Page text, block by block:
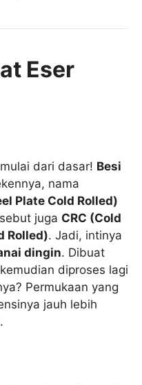
Eser
dari dasar! Besi
nama
Plate Cold Rolled)
juga CRC (Cold
Rolled). Jadi, intinya
dingin. Dibuat
diproses lagi
Permukaan yang
jauh lebih